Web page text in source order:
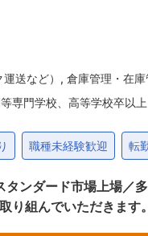
送など） , 倉庫管理・在
専門学校、高等学校卒以上
職種未経験歓迎 転
タンダード市場上場
り組んでいただきま